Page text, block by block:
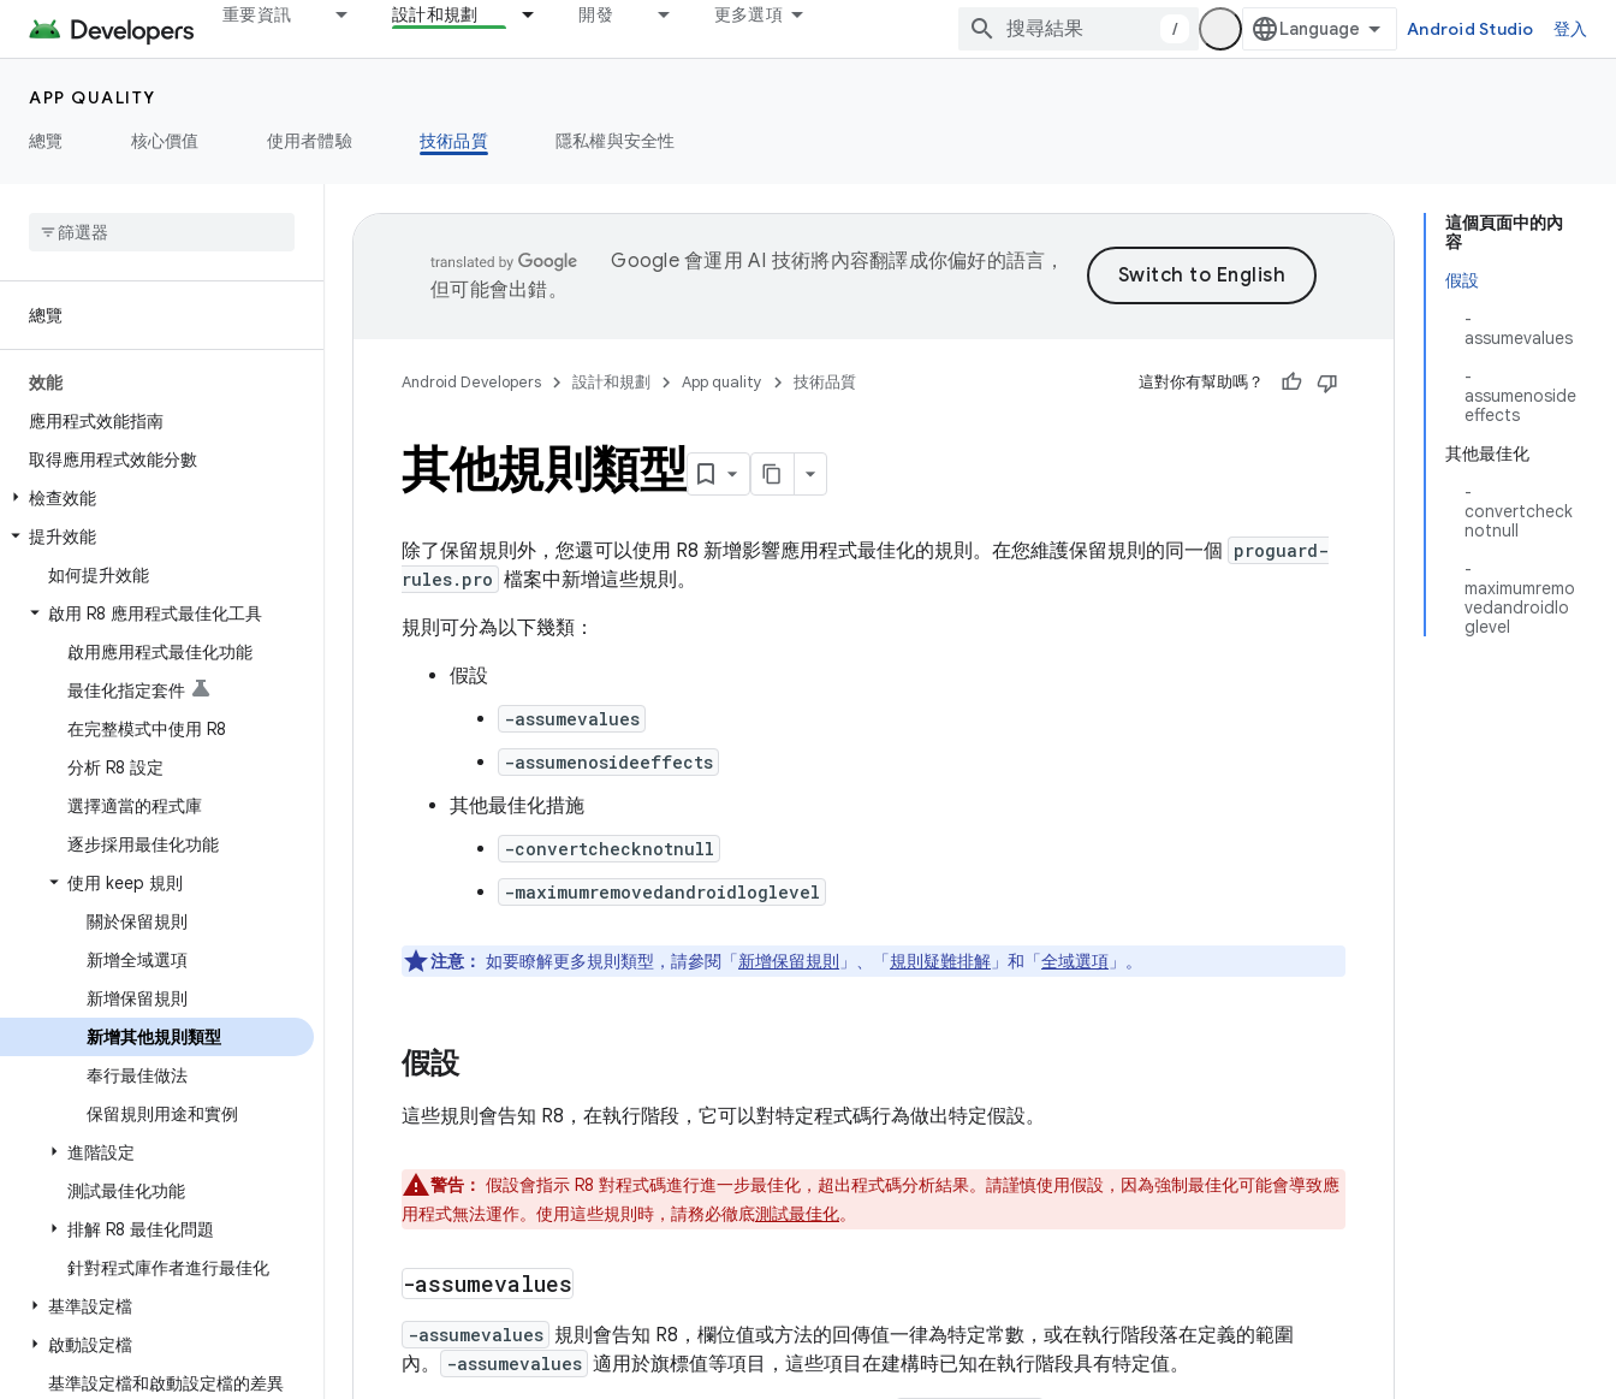
重要資訊 設計和規劃 開發 更多選項
/ Android Studio 登入
APP QUALITY
總覽
核心價值 使用者體驗 技術品質 隱私權與安全性
總覽
效能
應用程式效能指南
取得應用程式效能分數
檢查效能
提升效能
如何提升效能
啟用 R8 應用程式最佳化工具
啟用應用程式最佳化功能
最佳化指定套件
在完整模式中使用 R8
分析 R8 設定
選擇適當的程式庫
逐步採用最佳化功能
使用 keep 規則
關於保留規則
新增全域選項
新增保留規則
新增其他規則類型
奉行最佳做法
保留規則用途和實例
進階設定
測試最佳化功能
排解 R8 最佳化問題
針對程式庫作者進行最佳化
基準設定檔
啟動設定檔
基準設定檔和啟動設定檔的差異
這個頁面中的內
容
假設
-
assumevalues
-
assumenoside
effects
其他最佳化
-
convertcheck
notnull
-
maximumremo
vedandroidlo
glevel
Google 會運用 AI 技術將內容翻譯成你偏好的語言，
但可能會出錯。
Android Developers 設計和規劃 App quality 技術品質 這對你有幫助嗎？
其他規則類型
除了保留規則外，您還可以使用 R8 新增影響應用程式最佳化的規則。在您維護保留規則的同一個 proguard-
rules.pro 檔案中新增這些規則。
規則可分為以下幾類：
假設
-assumevalues
-assumenosideeffects
其他最佳化措施
-convertchecknotnull
-maximumremovedandroidloglevel
注意： 如要瞭解更多規則類型，請參閱「新增保留規則 」、「規則疑難排解 」和「全域選項 」。
假設
這些規則會告知 R8，在執行階段，它可以對特定程式碼行為做出特定假設。
警告： 假設會指示 R8 對程式碼進行進一步最佳化，超出程式碼分析結果。請謹慎使用假設，因為強制最佳化可能會導致應
用程式無法運作。使用這些規則時，請務必徹底測試最佳化。
-assumevalues
-assumevalues 規則會告知 R8，欄位值或方法的回傳值一律為特定常數，或在執行階段落在定義的範圍
內。
-assumevalues 適用於旗標值等項目，這些項目在建構時已知在執行階段具有特定值。